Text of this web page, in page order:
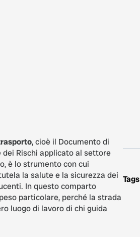
, cioè il Documento di
dei Rischi applicato al settore
è lo strumento con cui
la salute e la sicurezza dei
In questo comparto
particolare, perché la strada
luogo di lavoro di chi guida
Tags